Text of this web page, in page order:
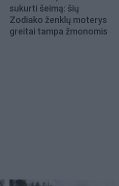
sukurti šeimą: šių
Zodiako ženklų moterys
greitai tampa žmonomis